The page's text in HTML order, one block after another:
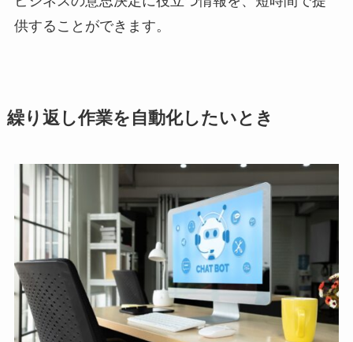
供することができます。
繰り返し作業を自動化したいとき